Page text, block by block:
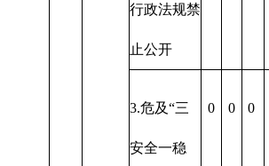
行政法规禁
止公开
3.危及“三
安全一稳
0 0 0